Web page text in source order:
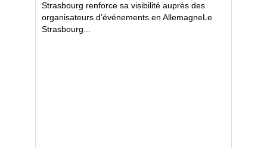
Strasbourg renforce sa visibilité auprès des
organisateurs d’événements en AllemagneLe
Strasbourg...